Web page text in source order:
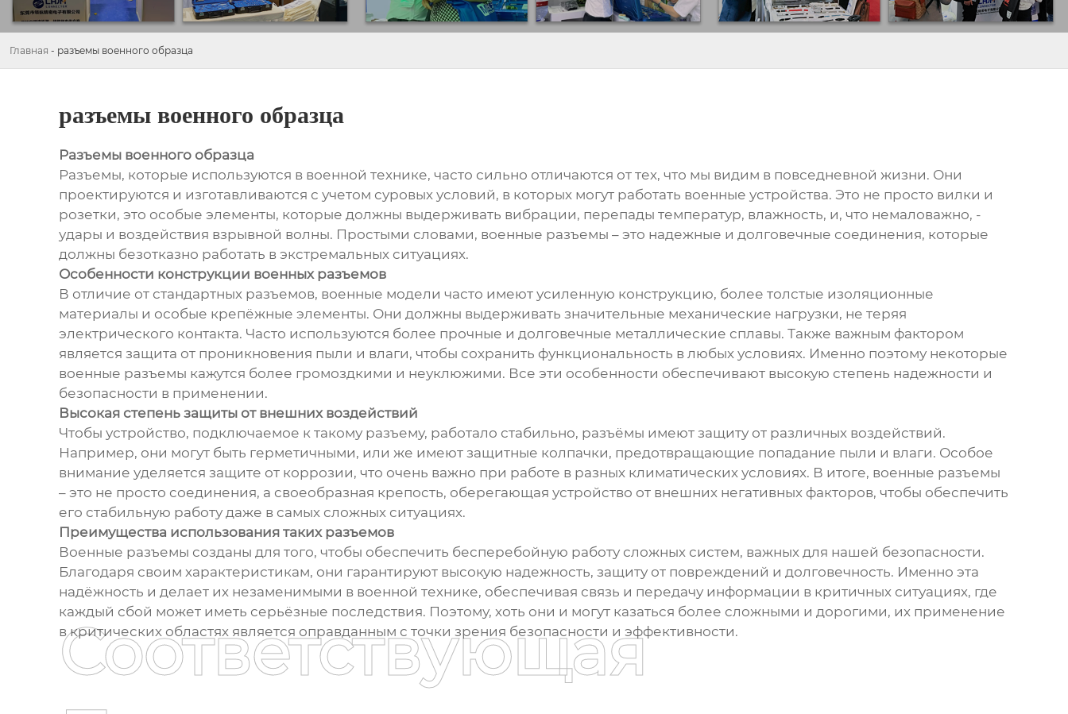
Главная - разъемы военного образца
разъемы военного образца
Разъемы военного образца
Разъемы, которые используются в военной технике, часто сильно отличаются от тех, что мы видим в повседневной жизни. Они
проектируются и изготавливаются с учетом суровых условий, в которых могут работать военные устройства. Это не просто вилки и
розетки, это особые элементы, которые должны выдерживать вибрации, перепады температур, влажность, и, что немаловажно, -
удары и воздействия взрывной волны. Простыми словами, военные разъемы – это надежные и долговечные соединения, которые
должны безотказно работать в экстремальных ситуациях.
Особенности конструкции военных разъемов
В отличие от стандартных разъемов, военные модели часто имеют усиленную конструкцию, более толстые изоляционные
материалы и особые крепёжные элементы. Они должны выдерживать значительные механические нагрузки, не теряя
электрического контакта. Часто используются более прочные и долговечные металлические сплавы. Также важным фактором
является защита от проникновения пыли и влаги, чтобы сохранить функциональность в любых условиях. Именно поэтому некоторые
военные разъемы кажутся более громоздкими и неуклюжими. Все эти особенности обеспечивают высокую степень надежности и
безопасности в применении.
Высокая степень защиты от внешних воздействий
Чтобы устройство, подключаемое к такому разъему, работало стабильно, разъёмы имеют защиту от различных воздействий.
Например, они могут быть герметичными, или же имеют защитные колпачки, предотвращающие попадание пыли и влаги. Особое
внимание уделяется защите от коррозии, что очень важно при работе в разных климатических условиях. В итоге, военные разъемы
– это не просто соединения, а своеобразная крепость, оберегающая устройство от внешних негативных факторов, чтобы обеспечить
его стабильную работу даже в самых сложных ситуациях.
Преимущества использования таких разъемов
Военные разъемы созданы для того, чтобы обеспечить бесперебойную работу сложных систем, важных для нашей безопасности.
Благодаря своим характеристикам, они гарантируют высокую надежность, защиту от повреждений и долговечность. Именно эта
надёжность и делает их незаменимыми в военной технике, обеспечивая связь и передачу информации в критичных ситуациях, где
каждый сбой может иметь серьёзные последствия. Поэтому, хоть они и могут казаться более сложными и дорогими, их применение
в критических областях является оправданным с точки зрения безопасности и эффективности.
Соответствующая